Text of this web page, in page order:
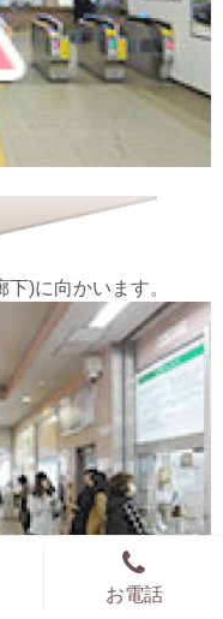
)に向かいます。
お電話